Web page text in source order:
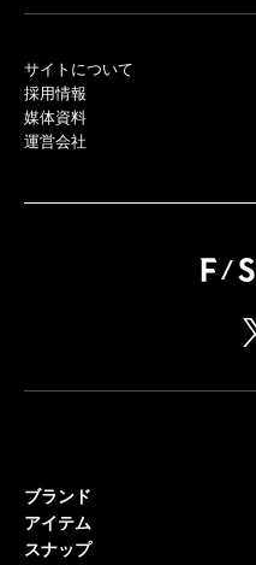
サイトについて
採用情報
媒体資料
運営会社
ブランド
アイテム
スナップ